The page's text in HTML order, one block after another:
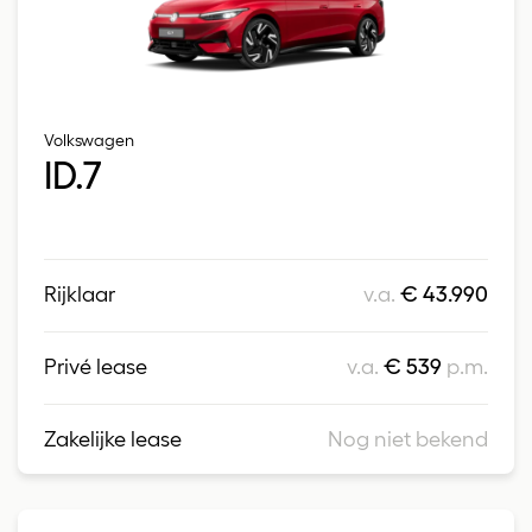
Volkswagen
ID.7
Rijklaar v.a.€ 43.990
Privé lease v.a.€ 539 p.m.
Zakelijke lease Nog niet bekend